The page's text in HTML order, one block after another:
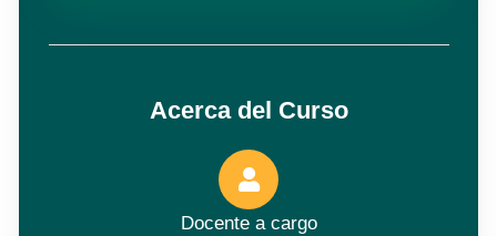
Acerca del Curso
Docente a cargo